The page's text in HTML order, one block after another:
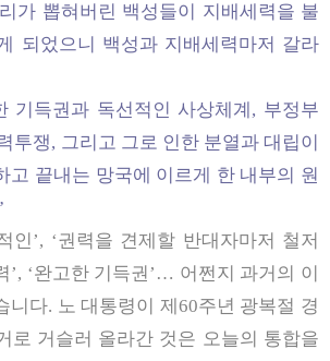
가 뽑혀버린 백성들이 지배세력을 불
되었으니 백성과 지배세력마저 갈라
기득권과 독선적인 사상체계, 부정부
투쟁, 그리고 그로 인한 분열과 대립이
고 끝내는 망국에 이르게 한 내부의 원
인’, ‘권력을 견제할 반대자마저 철저
’, ‘완고한 기득권’… 어쩐지 과거의 이
니다. 노 대통령이 제60주년 광복절 경
로 거슬러 올라간 것은 오늘의 통합을